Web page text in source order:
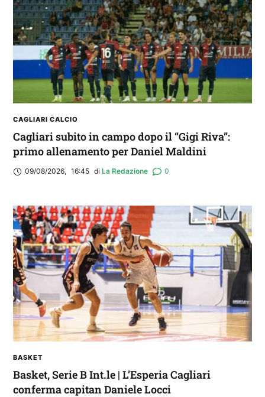
2° TROFEO RIVA | IL POST-PARTITA: commenta
con noi il match tra Cagliari e Nizza
CAGLIARI CALCIO
Cagliari subito in campo dopo il “Gigi Riva”:
primo allenamento per Daniel Maldini
09/08/2026, 16:45 di La Redazione 0
BASKET
Basket, Serie B Int.le | L’Esperia Cagliari
conferma capitan Daniele Locci